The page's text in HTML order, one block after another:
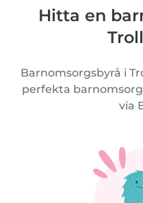
Hitta en
Barnomsorgsbyrå i
perfekta
via